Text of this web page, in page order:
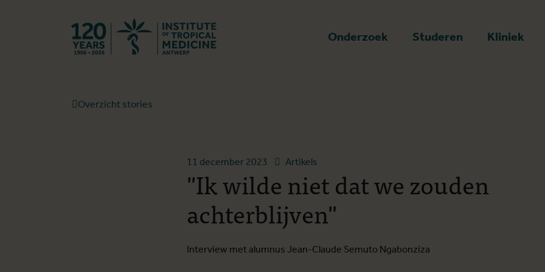
Onderzoek Studeren Kliniek
Overzicht stories
11 december 2023 Artikels
"Ik wilde niet dat we zouden
achterblijven"
Interview met alumnus Jean-Claude Semuto Ngabonziza